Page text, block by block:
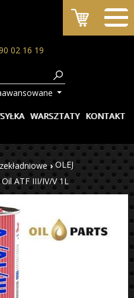
02 16 19
WARSZTATY KONTAKT
› OLEJ
ATF III/IV/V 1L